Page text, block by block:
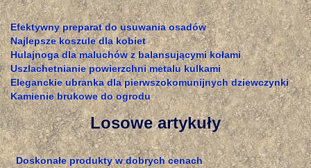
Efektywny preparat do usuwania osadów
Najlepsze koszule dla kobiet
Hulajnoga dla maluchów z balansującymi kołami
Uszlachetnianie powierzchni metalu kulkami
Eleganckie ubranka dla pierwszokomunijnych dziewczynki
Kamienie brukowe do ogrodu
Losowe artykuły
Doskonałe produkty w dobrych cenach